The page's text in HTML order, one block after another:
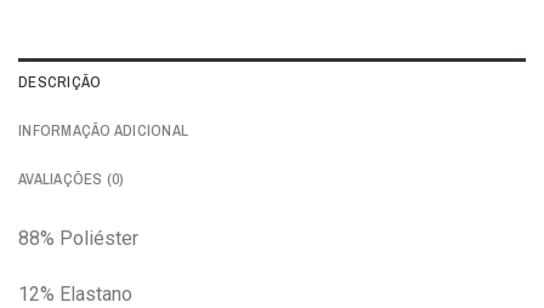
DESCRIÇÃO
INFORMAÇÃO ADICIONAL
AVALIAÇÕES (0)
88% Poliéster
12% Elastano